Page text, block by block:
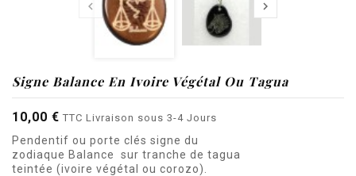
 
Signe Balance En Ivoire Végétal Ou Tagua
10,00 € TTC Livraison sous 3-4 Jours
Pendentif ou porte clés signe du
zodiaque Balance sur tranche de tagua
teintée (ivoire végétal ou corozo).